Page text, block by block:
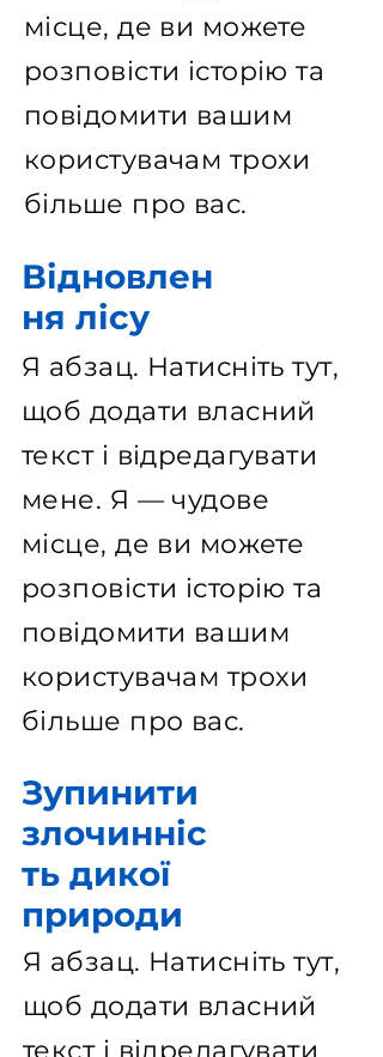
місце, де ви можете
розповісти історію та
повідомити вашим
користувачам трохи
більше про вас.
Відновлен
ня лісу
Я абзац. Натисніть тут,
щоб додати власний
текст і відредагувати
мене. Я — чудове
місце, де ви можете
розповісти історію та
повідомити вашим
користувачам трохи
більше про вас.
Зупинити
злочинніс
ть дикої
природи
Я абзац. Натисніть тут,
щоб додати власний
текст і відредагувати